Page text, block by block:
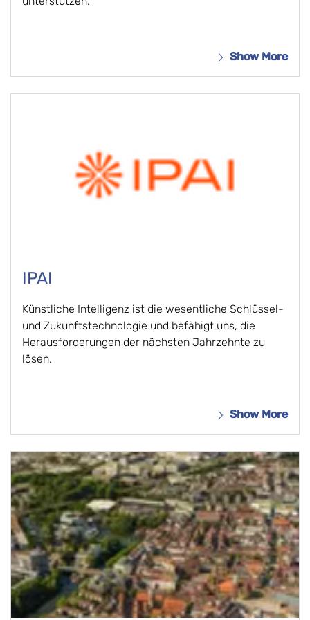
Show More
IPAI
Künstliche Intelligenz ist die wesentliche Schlüssel-
und Zukunftstechnologie und befähigt uns, die
Herausforderungen der nächsten Jahrzehnte zu
lösen.
Show More